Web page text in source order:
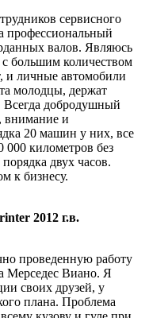
сервисного
профессиональный
валов. Являюсь
большим количеством
и личные автомобили
молодцы, держат
Всегда добродушный
внимание и
20 машин у них, все
000 километров без
двух часов.
к бизнесу.
2012 г.в.
проведенную работу
Мерседес Виано. Я
своих друзей, у
плана. Проблема